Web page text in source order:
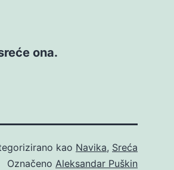
ona.
kao Navika, Sreća
Označeno Aleksandar Puškin